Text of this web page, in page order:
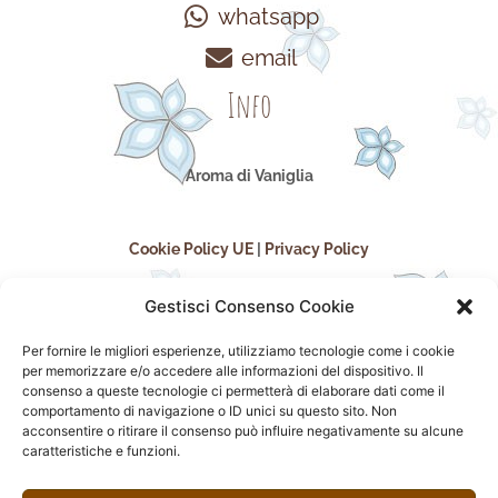
Gestisci Consenso Cookie
Per fornire le migliori esperienze, utilizziamo tecnologie come i cookie
per memorizzare e/o accedere alle informazioni del dispositivo. Il
consenso a queste tecnologie ci permetterà di elaborare dati come il
comportamento di navigazione o ID unici su questo sito. Non
acconsentire o ritirare il consenso può influire negativamente su alcune
caratteristiche e funzioni.
whatsapp
email
Info
Aroma di Vaniglia
Cookie Policy UE Privacy Policy
seguici sui social
F
I
P
F